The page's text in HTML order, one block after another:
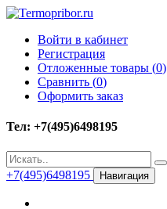
Войти в кабинет
Регистрация
Отложенные товары (0)
Сравнить (0)
Оформить заказ
Тел: +7(495)6498195
+7(495)6498195 Навигация